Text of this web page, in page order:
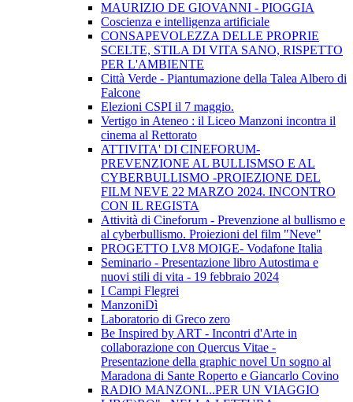
MAURIZIO DE GIOVANNI - PIOGGIA
Coscienza e intelligenza artificiale
CONSAPEVOLEZZA DELLE PROPRIE
SCELTE, STILA DI VITA SANO, RISPETTO
PER L'AMBIENTE
Città Verde - Piantumazione della Talea Albero di
Falcone
Elezioni CSPI il 7 maggio.
Vertigo in Ateneo : il Liceo Manzoni incontra il
cinema al Rettorato
ATTIVITA' DI CINEFORUM-
PREVENZIONE AL BULLISMSO E AL
CYBERBULLISMO -PROIEZIONE DEL
FILM NEVE 22 MARZO 2024. INCONTRO
CON IL REGISTA
Attività di Cineforum - Prevenzione al bullismo e
al cyberbullismo. Proiezioni del film "Neve"
PROGETTO LV8 MOIGE- Vodafone Italia
Seminario - Presentazione libro Autostima e
nuovi stili di vita - 19 febbraio 2024
I Campi Flegrei
ManzoniDì
Laboratorio di Greco zero
Be Inspired by ART - Incontri d'Arte in
collaborazione con Quercus Vitae -
Presentazione della graphic novel Un sogno al
Maradona di Sante Roperto e Giancarlo Covino
RADIO MANZONI...PER UN VIAGGIO